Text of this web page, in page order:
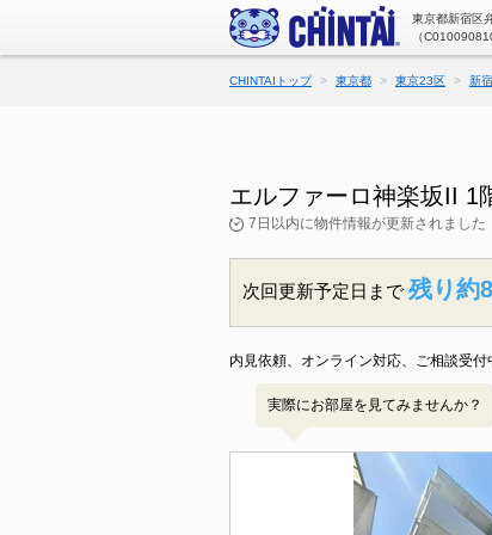
東京都新宿区
（
CHINTAIトップ 東京都 東京23区 新
エルファーロ神楽坂II 1
7日以内に物件情報が更新されました
次回更新予定日まで 残り約
内見依頼、オンライン対応、ご相談受付
実際にお部屋を見てみませんか？